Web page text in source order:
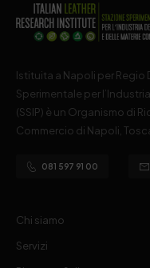
Istituita a Napoli per Regio
Sperimentale per
(SSIP) è un Organismo di
Commercio di Napoli,
081 597 91 00
Chi siamo
Servizi